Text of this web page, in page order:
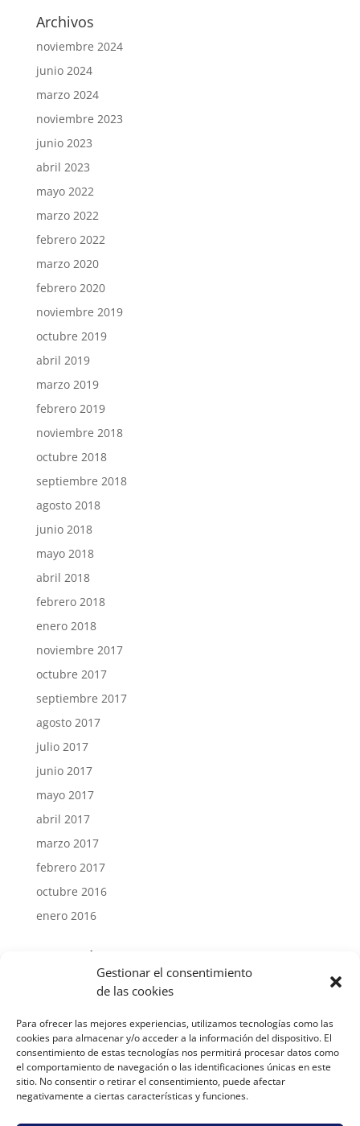
Gestionar el consentimiento
de las cookies
Para ofrecer las mejores experiencias, utilizamos tecnologías como las
cookies para almacenar y/o acceder a la información del dispositivo. El
consentimiento de estas tecnologías nos permitirá procesar datos como
el comportamiento de navegación o las identificaciones únicas en este
sitio. No consentir o retirar el consentimiento, puede afectar
negativamente a ciertas características y funciones.
Archivos
noviembre 2024
junio 2024
marzo 2024
noviembre 2023
junio 2023
abril 2023
mayo 2022
marzo 2022
febrero 2022
marzo 2020
febrero 2020
noviembre 2019
octubre 2019
abril 2019
marzo 2019
febrero 2019
noviembre 2018
octubre 2018
septiembre 2018
agosto 2018
junio 2018
mayo 2018
abril 2018
febrero 2018
enero 2018
noviembre 2017
octubre 2017
septiembre 2017
agosto 2017
julio 2017
junio 2017
mayo 2017
abril 2017
marzo 2017
febrero 2017
octubre 2016
enero 2016
Categorías
Competiciones de Iaido
Cursos de Iaido
Cursos de Kendo
Noticias del Club